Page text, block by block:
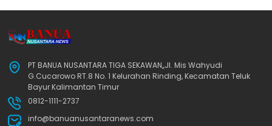
PT BANUA NUSANTARA TIGA SEKAWAN,,Jl. Mis Wahyudi
G.Cucarowo RT.8 No. 1 Kelurahan Rinding, Kecamatan Teluk
Bayur Kalimantan Timur
0812-1111-2737
info@banuanusantaranews.com